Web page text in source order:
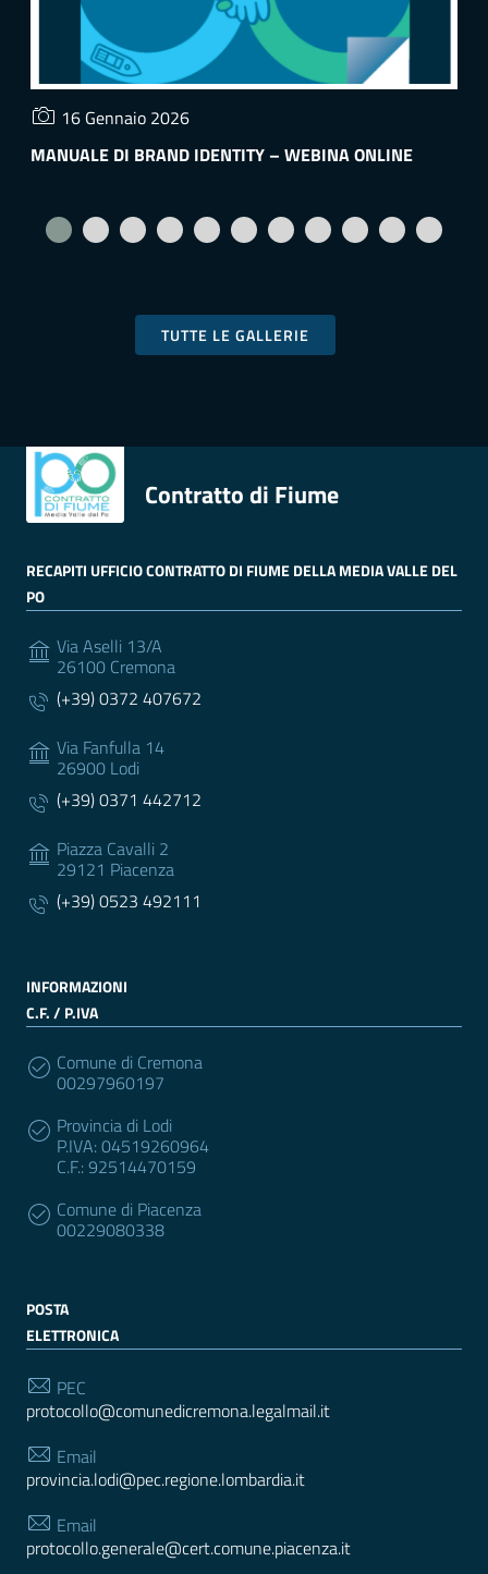
16 Gennaio 2026
MANUALE DI BRAND IDENTITY – WEBINA ONLINE
TUTTE LE GALLERIE
Contratto di Fiume
RECAPITI UFFICIO CONTRATTO DI FIUME DELLA MEDIA VALLE DEL
PO
Via Aselli 13/A
26100 Cremona
(+39) 0372 407672
Via Fanfulla 14
26900 Lodi
(+39) 0371 442712
Piazza Cavalli 2
29121 Piacenza
(+39) 0523 492111
INFORMAZIONI
C.F. / P.IVA
Comune di Cremona
00297960197
Provincia di Lodi
P.IVA: 04519260964
C.F.: 92514470159
Comune di Piacenza
00229080338
POSTA
ELETTRONICA
PEC
protocollo@comunedicremona.legalmail.it
Email
provincia.lodi@pec.regione.lombardia.it
Email
protocollo.generale@cert.comune.piacenza.it